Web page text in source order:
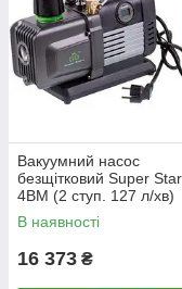
Вакуумний насос
безщітковий Super
4BM (2 ступ. 127 л/хв)
В наявності
16 373 ₴